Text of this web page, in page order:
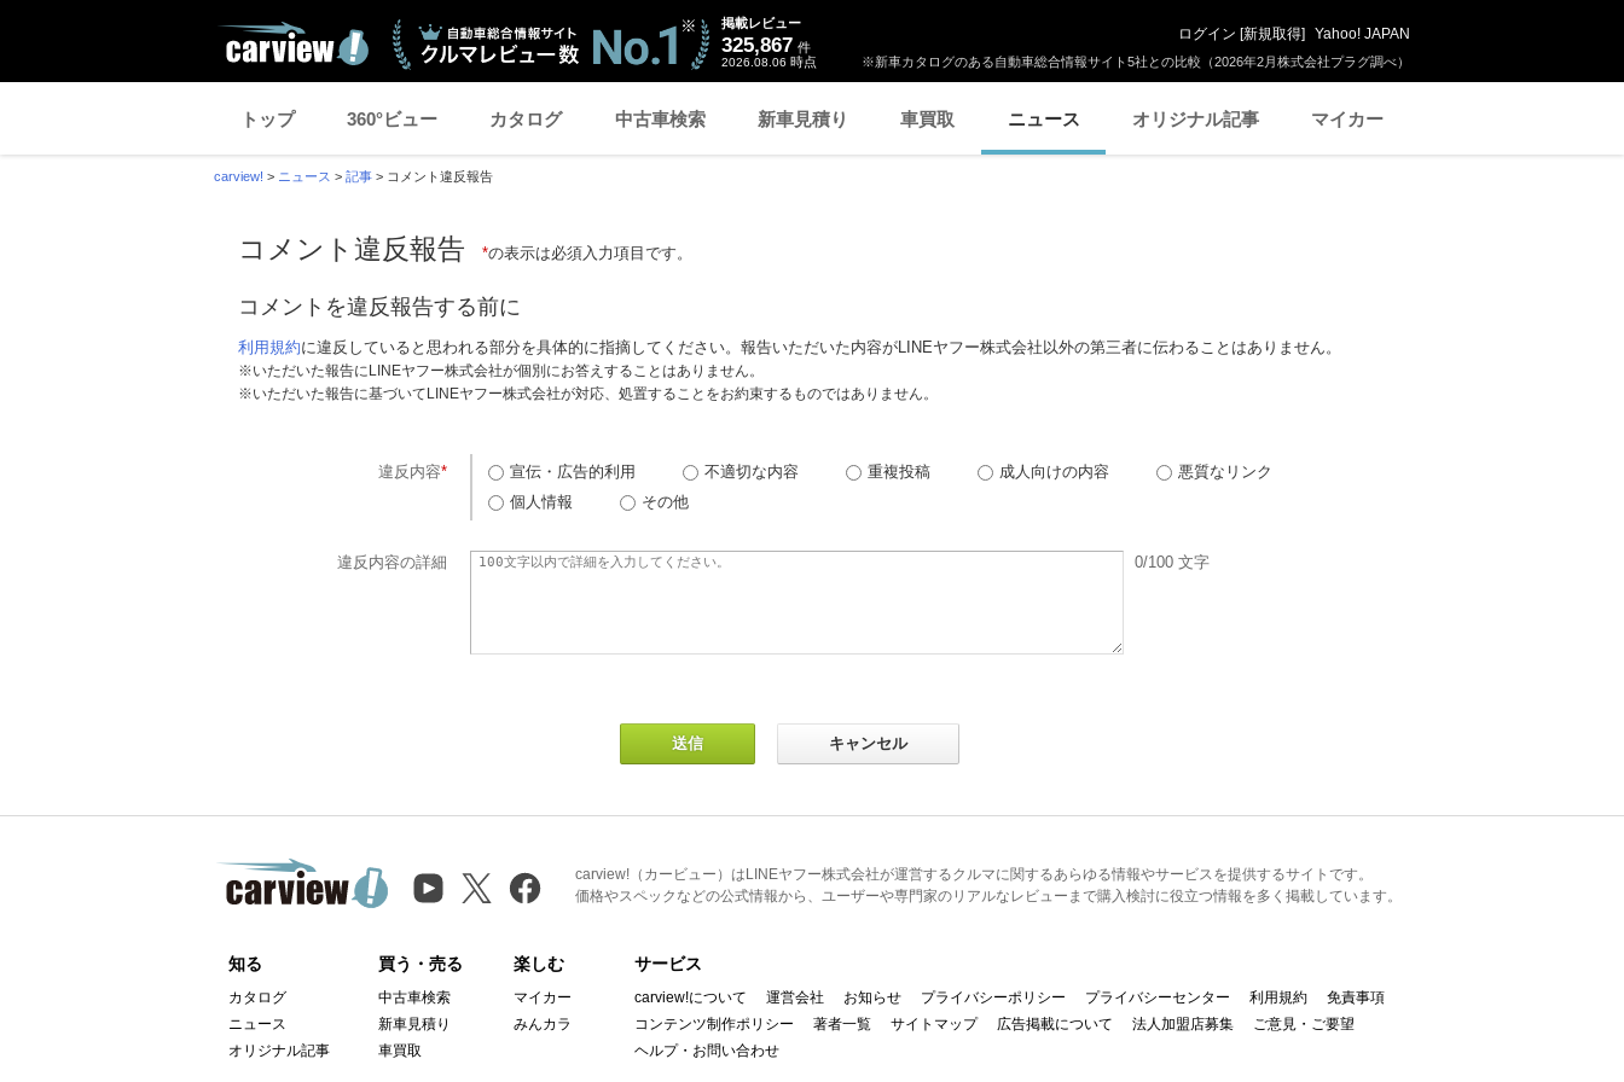
※新車カタログのある自動車総合情報サイト5社との比較（2026年2月株式会社プラグ調べ）
掲載レビュー
325,867 件
2026.08.06 時点
ログイン [新規取得] Yahoo! JAPAN
トップ 360°ビュー カタログ 中古車検索 新車見積り 車買取 ニュース オリジナル記事 マイカー
carview! > ニュース > 記事 > コメント違反報告
コメント違反報告 *の表示は必須入力項目です。
コメントを違反報告する前に
利用規約に違反していると思われる部分を具体的に指摘してください。報告いただいた内容がLINEヤフー株式会社以外の第三者に伝わることはありません。
※いただいた報告にLINEヤフー株式会社が個別にお答えすることはありません。
※いただいた報告に基づいてLINEヤフー株式会社が対応、処置することをお約束するものではありません。
違反内容* 宣伝・広告的利用 不適切な内容 重複投稿 成人向けの内容
悪質なリンク
個人情報
その他
違反内容の詳細 0/100 文字
carview!（カービュー）はLINEヤフー株式会社が運営するクルマに関するあらゆる情報やサービスを提供するサイトです。
価格やスペックなどの公式情報から、ユーザーや専門家のリアルなレビューまで購入検討に役立つ情報を多く掲載しています。
知る
カタログ
ニュース
オリジナル記事
買う・売る
中古車検索
新車見積り
車買取
楽しむ
マイカー
みんカラ
サービス
carview!について 運営会社 お知らせ プライバシーポリシー プライバシーセンター 利用規約
免責事項
コンテンツ制作ポリシー
著者一覧 サイトマップ 広告掲載について 法人加盟店募集
ご意見・ご要望
ヘルプ・お問い合わせ